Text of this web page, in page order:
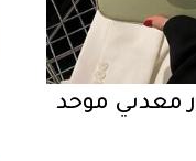
معدني موحد